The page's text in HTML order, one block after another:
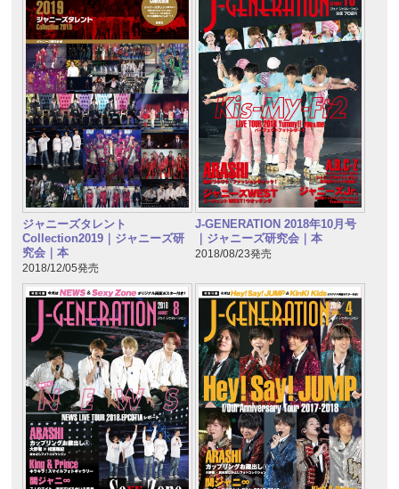
ジャニーズタレント
Collection2019｜ジャニーズ研
究会｜本
2018/12/05発売
J-GENERATION 2018年10月号
｜ジャニーズ研究会｜本
2018/08/23発売